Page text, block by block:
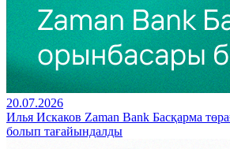
20.07.2026
Илья Искаков Zaman Bank Басқарма
болып тағайындалды